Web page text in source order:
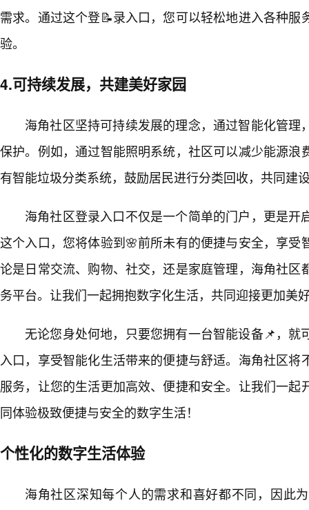
需求。通过这个登📝录入口，您可以轻松地进入各种服
验。
4.可持续发展，共建美好家园
海角社区坚持可持续发展的理念，通过智能化管理
保护。例如，通过智能照明系统，社区可以减少能源浪
有智能垃圾分类系统，鼓励居民进行分类回收，共同建
海角社区登录入口不仅是一个简单的门户，更是开
这个入口，您将体验到🌸前所未有的便捷与安全，享受
论是日常交流、购物、社交，还是家庭管理，海角社区
务平台。让我们一起拥抱数字化生活，共同迎接更加美
无论您身处何地，只要您拥有一台智能设备📌，就
入口，享受智能化生活带来的便捷与舒适。海角社区将
服务，让您的生活更加高效、便捷和安全。让我们一起
同体验极致便捷与安全的数字生活！
个性化的数字生活体验
海角社区深知每个人的需求和喜好都不同，因此